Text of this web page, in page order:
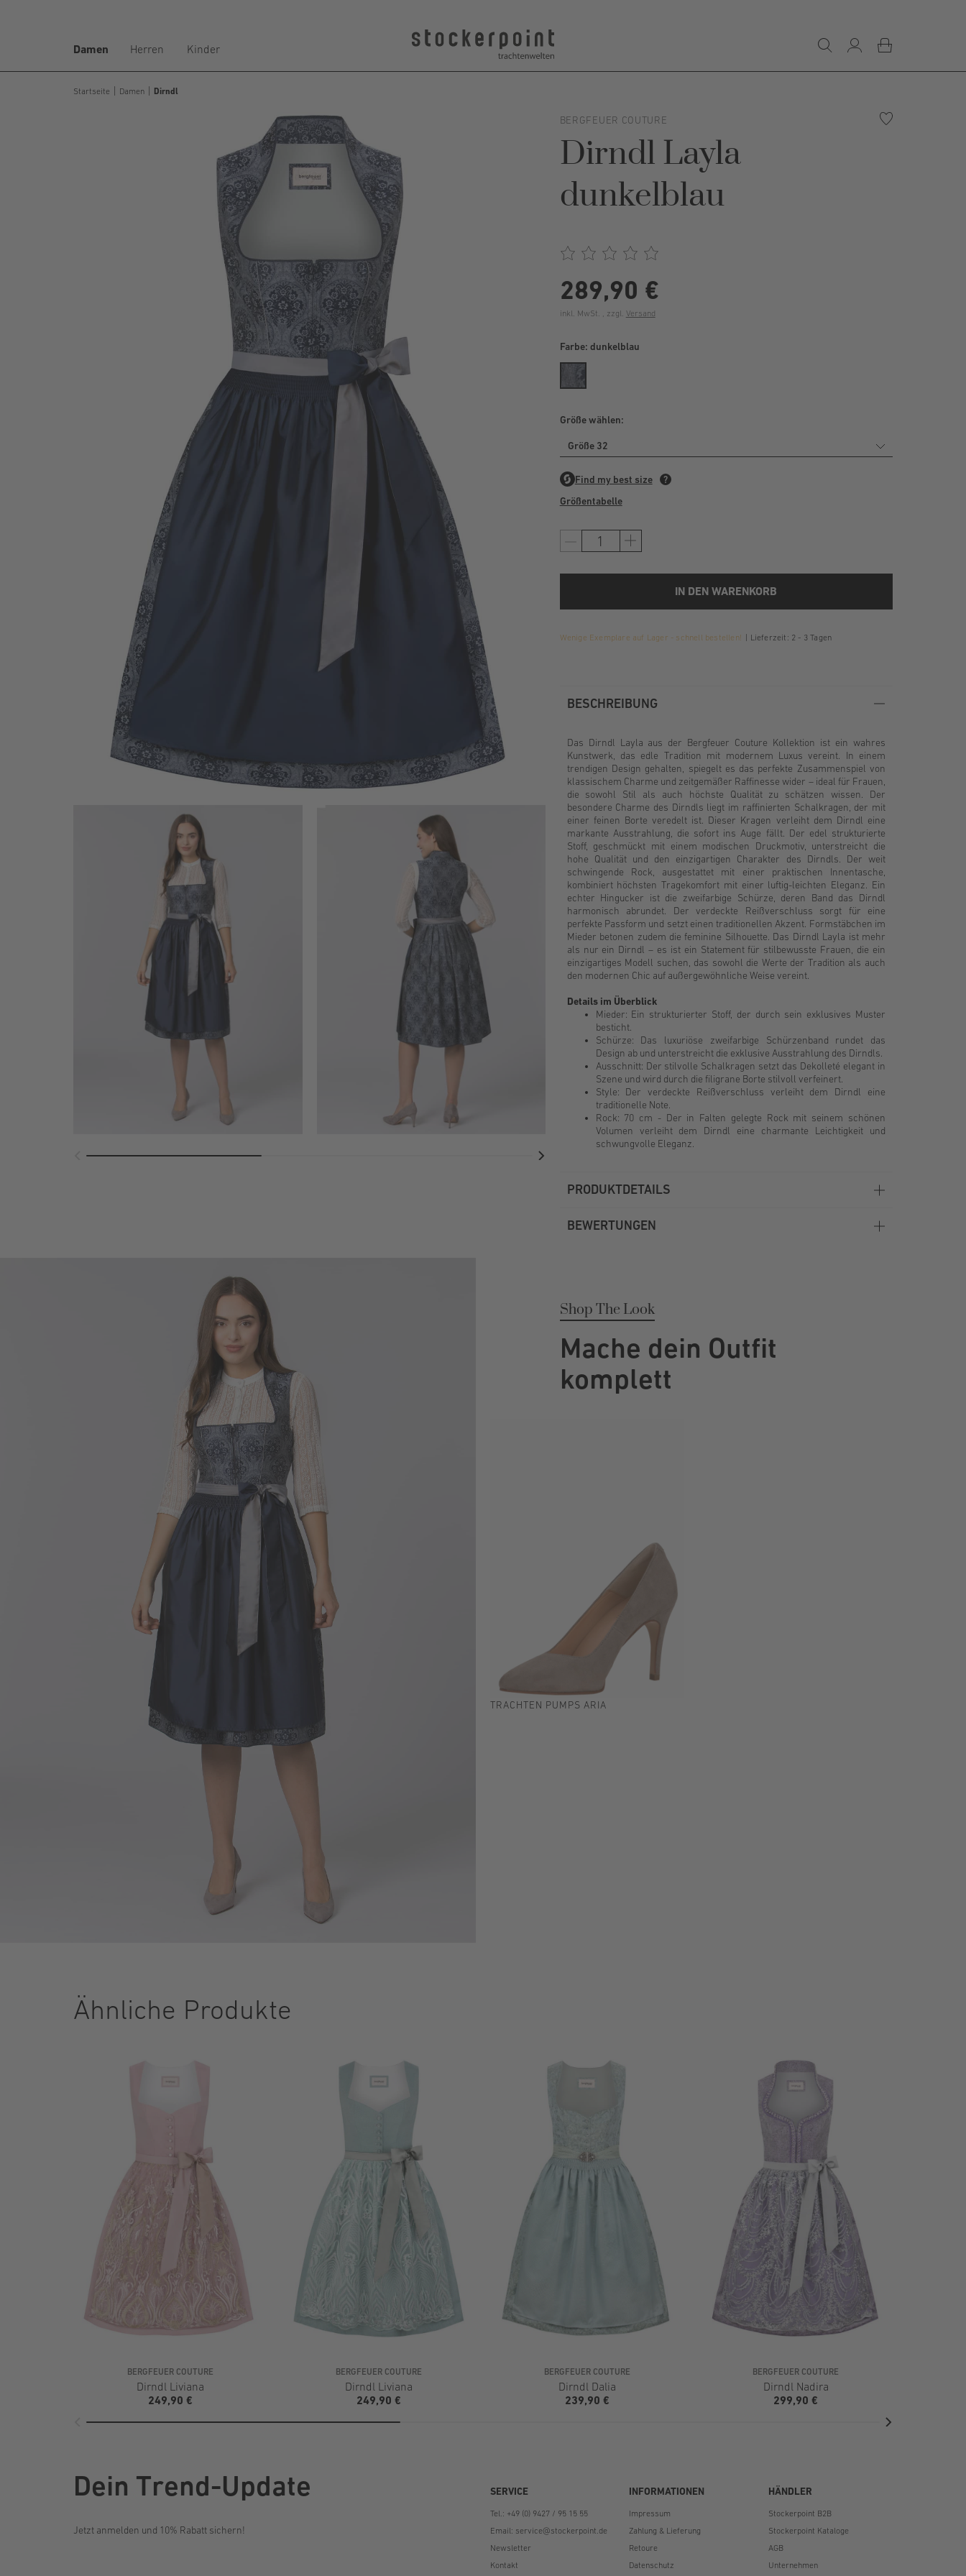
Damen Herren Kinder
Startseite Damen Dirndl
BERGFEUER COUTURE
Dirndl Layla
dunkelblau
289,90 €
inkl. MwSt. , zzgl. Versand
Farbe: dunkelblau
Größe wählen:
Größe 32
Größentabelle
IN DEN WARENKORB
Wenige Exemplare auf Lager - schnell bestellen! Lieferzeit: 2 - 3 Tagen
BESCHREIBUNG
Das Dirndl Layla aus der Bergfeuer Couture Kollektion ist ein wahres
Kunstwerk, das edle Tradition mit modernem Luxus vereint. In einem
trendigen Design gehalten, spiegelt es das perfekte Zusammenspiel von
klassischem Charme und zeitgemäßer Raffinesse wider – ideal für Frauen,
die sowohl Stil als auch höchste Qualität zu schätzen wissen. Der
besondere Charme des Dirndls liegt im raffinierten Schalkragen, der mit
einer feinen Borte veredelt ist. Dieser Kragen verleiht dem Dirndl eine
markante Ausstrahlung, die sofort ins Auge fällt. Der edel strukturierte
Stoff, geschmückt mit einem modischen Druckmotiv, unterstreicht die
hohe Qualität und den einzigartigen Charakter des Dirndls. Der weit
schwingende Rock, ausgestattet mit einer praktischen Innentasche,
kombiniert höchsten Tragekomfort mit einer luftig-leichten Eleganz. Ein
echter Hingucker ist die zweifarbige Schürze, deren Band das Dirndl
harmonisch abrundet. Der verdeckte Reißverschluss sorgt für eine
perfekte Passform und setzt einen traditionellen Akzent. Formstäbchen im
Mieder betonen zudem die feminine Silhouette. Das Dirndl Layla ist mehr
als nur ein Dirndl – es ist ein Statement für stilbewusste Frauen, die ein
einzigartiges Modell suchen, das sowohl die Werte der Tradition als auch
den modernen Chic auf außergewöhnliche Weise vereint.
Details im Überblick
Mieder: Ein strukturierter Stoff, der durch sein exklusives Muster
besticht.
Schürze: Das luxuriöse zweifarbige Schürzenband rundet das
Design ab und unterstreicht die exklusive Ausstrahlung des Dirndls.
Ausschnitt: Der stilvolle Schalkragen setzt das Dekolleté elegant in
Szene und wird durch die filigrane Borte stilvoll verfeinert.
Style: Der verdeckte Reißverschluss verleiht dem Dirndl eine
traditionelle Note.
Rock: 70 cm - Der in Falten gelegte Rock mit seinem schönen
Volumen verleiht dem Dirndl eine charmante Leichtigkeit und
schwungvolle Eleganz.
PRODUKTDETAILS
BEWERTUNGEN
Shop The Look
Mache dein Outfit
komplett
TRACHTEN PUMPS ARIA
Ähnliche Produkte
BERGFEUER COUTURE
Dirndl Liviana
249,90 €
BERGFEUER COUTURE
Dirndl Liviana
249,90 €
BERGFEUER COUTURE
Dirndl Dalia
239,90 €
BERGFEUER COUTURE
Dirndl Nadira
299,90 €
Dein Trend-Update
Jetzt anmelden und 10% Rabatt sichern!
SERVICE
Tel.: +49 (0) 9427 / 95 15 55
Email: service@stockerpoint.de
Newsletter
Kontakt
INFORMATIONEN
Impressum
Zahlung & Lieferung
Retoure
Datenschutz
HÄNDLER
Stockerpoint B2B
Stockerpoint Kataloge
AGB
Unternehmen